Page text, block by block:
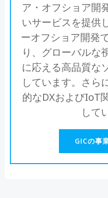
ア・オフショア開
いサービスを提供
ーオフショア開発
り、グローバルな
に応える高品質な
しています。さら
的なDXおよびIoT
して
GICの事